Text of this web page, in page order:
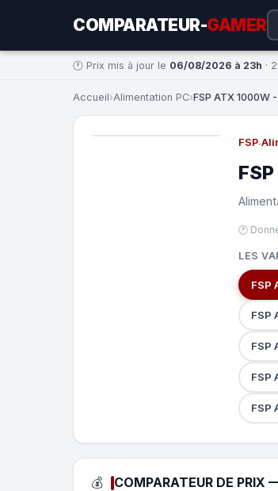
COMPARATEUR-GAMER
🕐 Prix mis à jour le 06/08/2026 à 23h ·
Accueil›Alimentation PC›FSP ATX 1000W
FSP·
🕐
LES
FSP
FSP
FSP
FSP
FSP
💰 COMPARATEUR DE